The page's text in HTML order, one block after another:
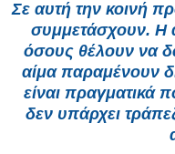
Σε αυτή την κοινή
συμμετάσχουν. Η
όσους θέλουν να
αίμα παραμένουν
είναι πραγματικά
δεν υπάρχει